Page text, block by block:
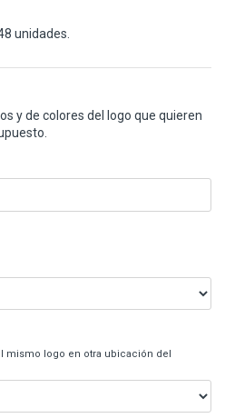
unidades.
y de colores del logo que quieren
mismo logo en otra ubicación del